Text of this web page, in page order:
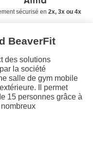
sécurisé en 2x, 3x ou 4x
BeaverFit
des solutions
la société
salle de gym mobile
Il permet
15 personnes grâce à